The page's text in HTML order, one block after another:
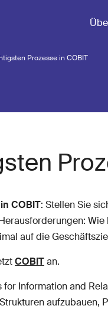
Prozesse in COBIT
COBIT: Stellen Sie
auf die
COBITan.
Information and